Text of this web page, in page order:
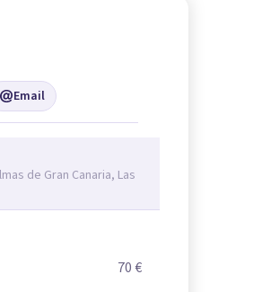
Email
de Gran Canaria, Las
70 €